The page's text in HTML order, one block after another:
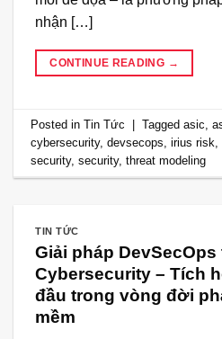
nhận […]
CONTINUE READING →
Posted inTin Tức Taggedasic ,
cybersecurity,devsecops ,irius risk ,
security,security,threat modeling
TIN TỨC
Giải pháp DevSecOps
Cybersecurity – Tích
đầu trong vòng đời
mềm